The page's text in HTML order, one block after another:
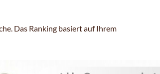
Das Ranking basiert auf Ihrem